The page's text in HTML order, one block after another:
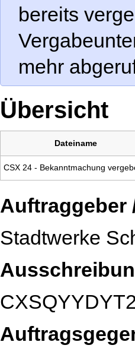
bereits
mehr
Übersicht
Dateiname
Auftraggeber
Stadtwerke